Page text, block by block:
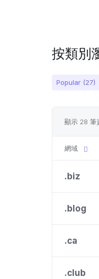
按類別
Popular (27)
顯示 28 筆
網域
. biz
. blog
.ca
.club